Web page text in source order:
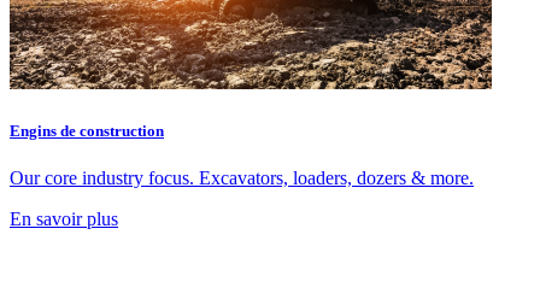
Engins de construction
Our core industry focus. Excavators, loaders, dozers & more.
En savoir plus